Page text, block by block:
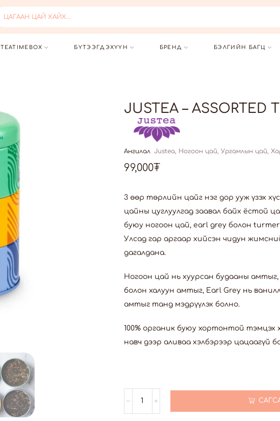
ЖИМСНИЙ ЦАЙ ХАЙХ...
TEATIMEBOX БҮТЭЭГДЭХҮҮН БРЕНД БЭЛГИЙН БАГЦ
JUSTEA – ASSORTED
Ангилал Justea Ногоон цай Ургамлын цай
99,000₮
3 өөр төрлийн цайг нэг дор ууж үзэх
цайны цуглуулгад заавал байх ёстой
буюу ногоон цай, earl grey болон
Улсад гар аргаар хийсэн чидун
дагалдана.
Ногоон цай нь хуурсан будааны
болон халуун амтыг, Earl Grey нь
амтыг танд мэдрүүлэх болно.
100% органик буюу хортонтой
навч дээр аливаа хэлбэрээр цацаагүй